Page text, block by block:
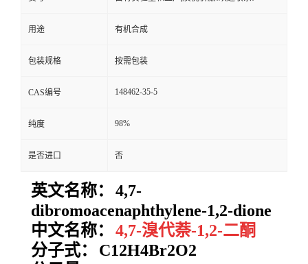
用途 有机合成
包装规格 按需包装
CAS编号 148462-35-5
纯度 98%
是否进口 否
英文名称：
4,7-
dibromoacenaphthylene-1,2-dione
中文名称：
4,7-溴代萘-1,2-二酮
分子式：
C12H4Br2O2